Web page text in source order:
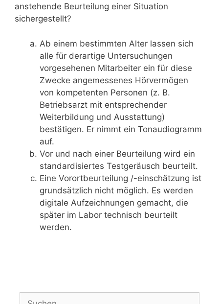
anstehende Beurteilung einer Situation
sichergestellt?
Ab einem bestimmten Alter lassen sich
alle für derartige Untersuchungen
vorgesehenen Mitarbeiter ein für diese
Zwecke angemessenes Hörvermögen
von kompetenten Personen (z. B.
Betriebsarzt mit entsprechender
Weiterbildung und Ausstattung)
bestätigen. Er nimmt ein Tonaudiogramm
auf.
Vor und nach einer Beurteilung wird ein
standardisiertes Testgeräusch beurteilt.
Eine Vorortbeurteilung /-einschätzung ist
grundsätzlich nicht möglich. Es werden
digitale Aufzeichnungen gemacht, die
später im Labor technisch beurteilt
werden.
Suchen